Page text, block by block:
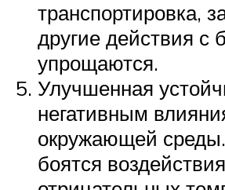
транспортировка,
другие действия с
упрощаются.
Улучшенная
негативным
окружающей
боятся